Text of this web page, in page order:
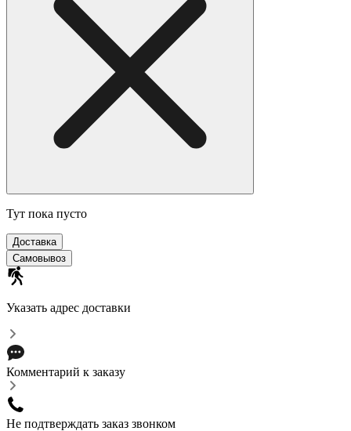
Тут пока пусто
Доставка
Самовывоз
Указать адрес доставки
Комментарий к заказу
Не подтверждать заказ звонком